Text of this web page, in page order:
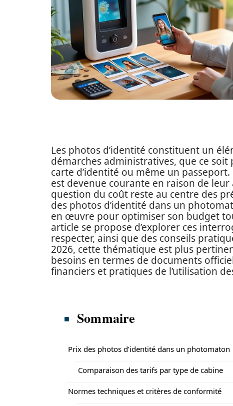
Les photos d’identité constituent un
démarches administratives, que ce
carte d’identité ou même un
est devenue courante en raison de
question du coût reste au centre des
des photos d’identité dans un
en œuvre pour optimiser son budget
article se propose d’explorer ces
respecter, ainsi que des conseils
2026, cette thématique est plus
besoins en termes de documents
financiers et pratiques de l’utilisation
Sommaire
Prix des photos d’identité dans un photomaton
Comparaison des tarifs par type de cabine
Normes techniques et critères de conformité